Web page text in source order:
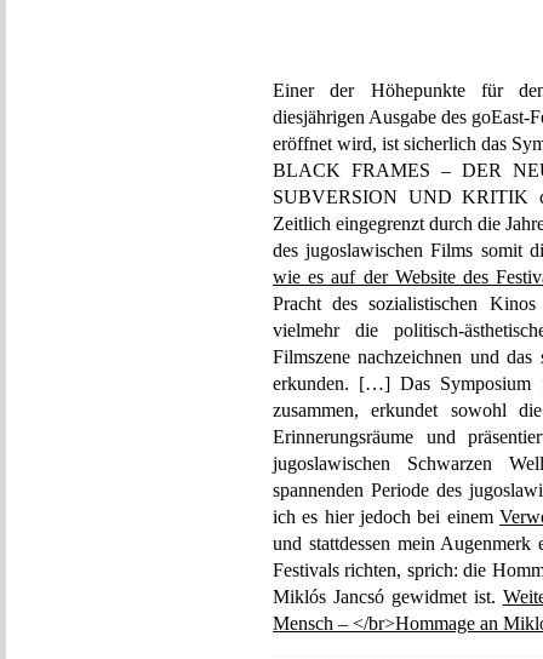
Einer der Höhepunkte für
diesjährigen Ausgabe des goEast-
eröffnet wird, ist sicherlich das
BLACK FRAMES – DER
SUBVERSION UND KRITIK
Zeitlich eingegrenzt durch die
des jugoslawischen Films somit
wie es auf der Website des
Pracht des sozialistischen
vielmehr die politisch-
Filmszene nachzeichnen und
erkunden. […] Das Symposium
zusammen, erkundet sowohl
Erinnerungsräume und
jugoslawischen Schwarzen
spannenden Periode des
ich es hier jedoch bei einem
und stattdessen mein
Festivals richten, sprich: die
Miklós Jancsó gewidmet ist.
Mensch – </br>Hommage an